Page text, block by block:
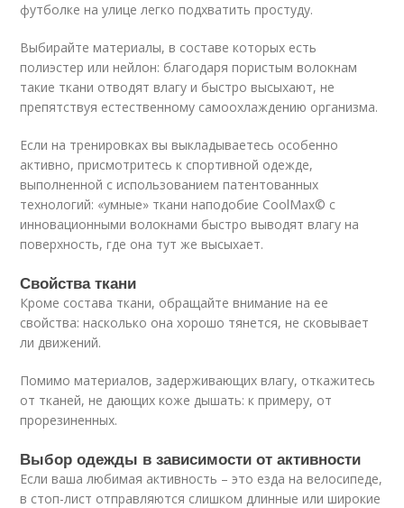
футболке на улице легко подхватить простуду.
Выбирайте материалы, в составе которых есть
полиэстер или нейлон: благодаря пористым волокнам
такие ткани отводят влагу и быстро высыхают, не
препятствуя естественному самоохлаждению организма.
Если на тренировках вы выкладываетесь особенно
активно, присмотритесь к спортивной одежде,
выполненной с использованием патентованных
технологий: «умные» ткани наподобие CoolMax© с
инновационными волокнами быстро выводят влагу на
поверхность, где она тут же высыхает.
Свойства ткани
Кроме состава ткани, обращайте внимание на ее
свойства: насколько она хорошо тянется, не сковывает
ли движений.
Помимо материалов, задерживающих влагу, откажитесь
от тканей, не дающих коже дышать: к примеру, от
прорезиненных.
Выбор одежды в зависимости от активности
Если ваша любимая активность – это езда на велосипеде,
в стоп-лист отправляются слишком длинные или широкие